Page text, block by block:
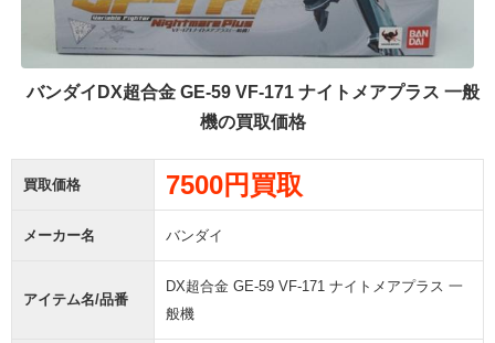
バンダイDX超合金 GE-59 VF-171 ナイトメアプラス 一般
機の買取価格
買取価格 7500円買取
メーカー名 バンダイ
アイテム名/品番
DX超合金 GE-59 VF-171 ナイトメアプラス 一
般機